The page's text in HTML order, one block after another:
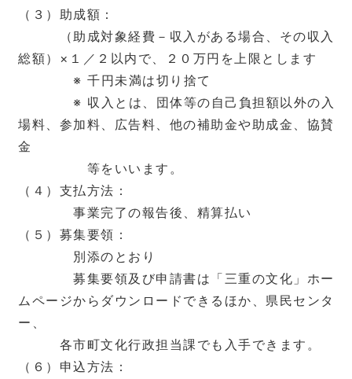
（３）助成額：
（助成対象経費－収入がある場合、その収入
総額）×１／２以内で、２０万円を上限とします
※ 千円未満は切り捨て
※ 収入とは、団体等の自己負担額以外の入
場料、参加料、広告料、他の補助金や助成金、協賛
金
等をいいます。
（４）支払方法：
事業完了の報告後、精算払い
（５）募集要領：
別添のとおり
募集要領及び申請書は「三重の文化」ホー
ムページからダウンロードできるほか、県民センタ
ー、
各市町文化行政担当課でも入手できます。
（６）申込方法：